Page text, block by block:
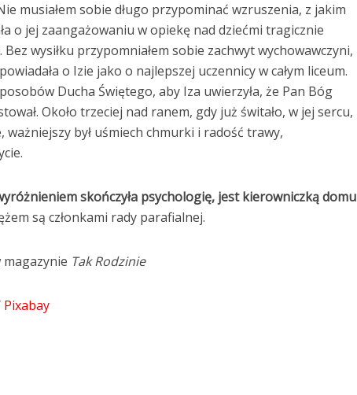
musiałem sobie długo przypominać wzruszenia, z jakim
o jej zaangażowaniu w opiekę nad dziećmi tragicznie
Bez wysiłku przypomniałem sobie zachwyt wychowawczyni,
o Izie jako o najlepszej uczennicy w całym liceum.
Ducha Świętego, aby Iza uwierzyła, że Pan Bóg
Około trzeciej nad ranem, gdy już świtało, w jej sercu,
ważniejszy był uśmiech chmurki i radość trawy,
skończyła psychologię, jest kierowniczką domu
są członkami rady parafialnej.
magazynie Tak Rodzinie
Pixabay